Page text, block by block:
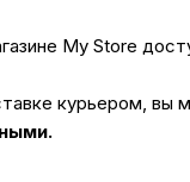
My Store
курьером, вы